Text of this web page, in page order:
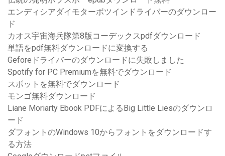
エンディシアダイモターボツインドライバーのダウンロー
ド
カオス宇宙海兵隊第8版コーデックスpdfダウンロード
単語をpdf無料ダウンロードに変換する
Geforeドライバーのダウンロードに失敗しました
Spotify for PC Premiumを無料でダウンロード
スボットを無料でダウンロード
モンゴ無料ダウンロード
Liane Moriarty Ebook PDFによるBig Little Liesのダウンロ
ード
ダフォントのWindows 10からフォントをダウンロードす
る方法